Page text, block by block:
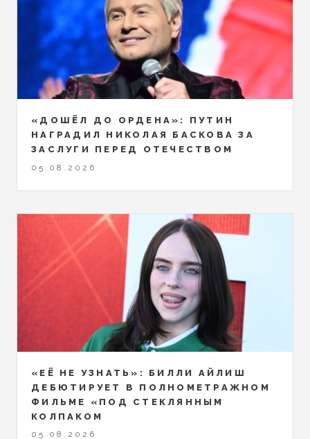
«ДОШЁЛ ДО ОРДЕНА»: ПУТИН
НАГРАДИЛ НИКОЛАЯ БАСКОВА ЗА
ЗАСЛУГИ ПЕРЕД ОТЕЧЕСТВОМ
05.08.2026
«ЕЁ НЕ УЗНАТЬ»: БИЛЛИ АЙЛИШ
ДЕБЮТИРУЕТ В ПОЛНОМЕТРАЖНОМ
ФИЛЬМЕ «ПОД СТЕКЛЯННЫМ
КОЛПАКОМ
05.08.2026